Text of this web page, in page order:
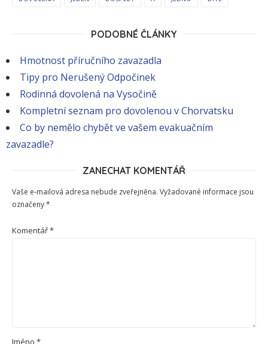
PODOBNÉ ČLÁNKY
Hmotnost příručního zavazadla
Tipy pro Nerušený Odpočinek
Rodinná dovolená na Vysočině
Kompletní seznam pro dovolenou v Chorvatsku
Co by nemělo chybět ve vašem evakuačním
zavazadle?
ZANECHAT KOMENTÁŘ
Vaše e-mailová adresa nebude zveřejněna. Vyžadované informace jsou
označeny*
Komentář*
Jméno *